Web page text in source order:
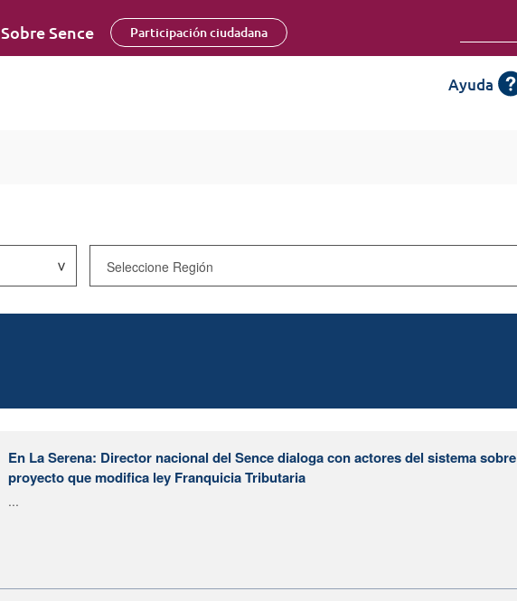
Sobre Sence Participación ciudadana
Ayuda
En La Serena: Director nacional del Sence dialoga con actores del sistema sobre
proyecto que modifica ley Franquicia Tributaria
...